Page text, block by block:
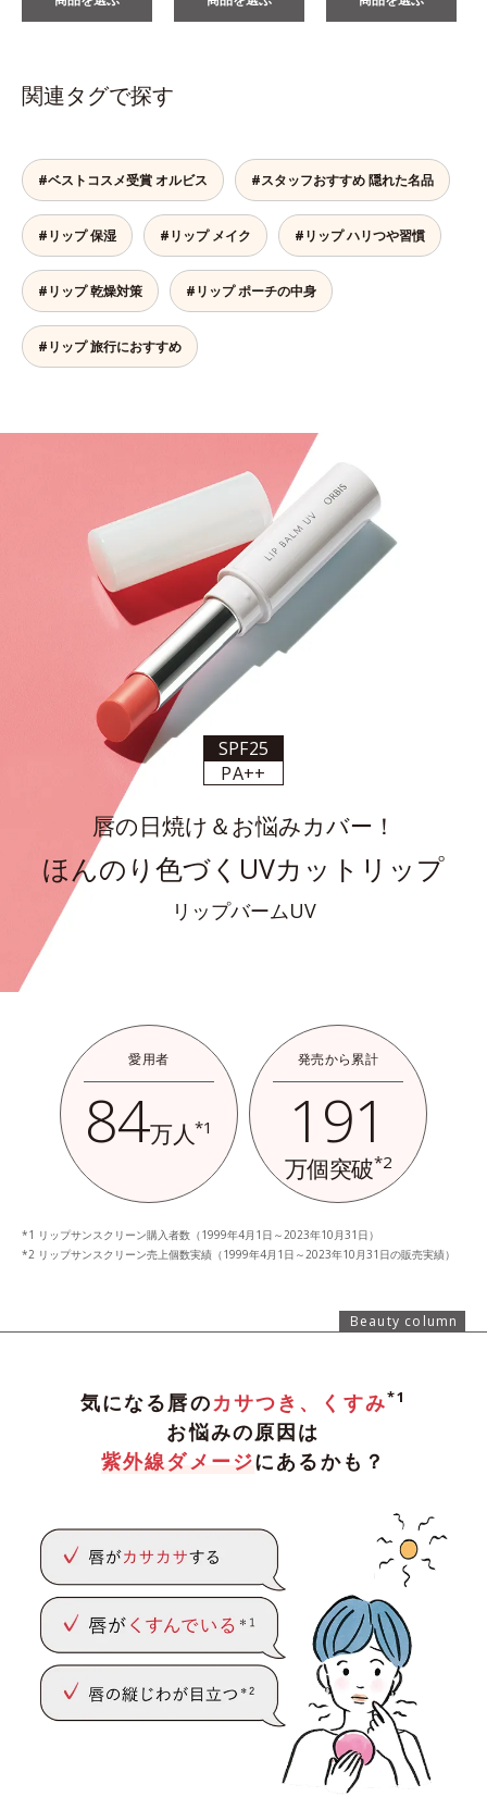
関連タグで探す
#ベストコスメ受賞 オルビス #スタッフおすすめ 隠れた名品
#リップ 保湿 #リップ メイク #リップ ハリつや習慣
#リップ 乾燥対策 #リップ ポーチの中身
#リップ 旅行におすすめ
SPF25
PA++
唇の日焼け＆お悩みカバー！
ほんのり色づくUVカットリップ
リップバームUV
愛用者
84万人*1
発売から累計
191
万個突破*2
リップサンスクリーン購入者数（1999年4月1日～2023年10月31日）
リップサンスクリーン売上個数実績（1999年4月1日～2023年10月31日の販売実績）
Beauty column
気になる唇のカサつき、くすみ*1
お悩みの原因は
紫外線ダメージにあるかも？